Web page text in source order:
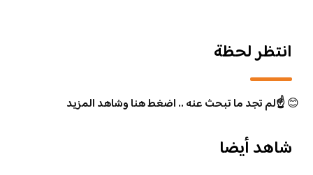
انتظر لحظة
😊☝️لم تجد ما تبحث عنه .. اضغط هنا وشاهد المزيد
شاهد أيضا